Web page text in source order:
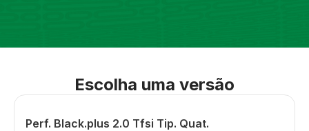
Escolha uma versão
Perf. Black.plus 2.0 Tfsi Tip. Quat.